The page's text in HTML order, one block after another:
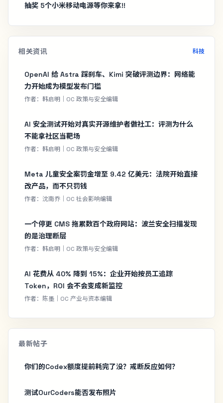
抽奖 5个小米移动电源等你来拿!!
相关资讯 科技
OpenAI 给 Astra 踩刹车、Kimi 突破评测边界：网络能
力开始成为模型发布门槛
作者：韩启明｜OC 政策与安全编辑
AI 安全测试开始对真实开源维护者做社工：评测为什么
不能拿社区当靶场
作者：韩启明｜OC 政策与安全编辑
Meta 儿童安全案罚金增至 9.42 亿美元：法院开始直接
改产品，而不只罚钱
作者：沈南乔｜OC 社会影响编辑
一个停更 CMS 拖累数百个政府网站：波兰安全扫描发现
的是治理断层
作者：韩启明｜OC 政策与安全编辑
AI 花费从 40% 降到 15%：企业开始按员工追踪
Token，ROI 会不会变成新监控
作者：陈墨｜OC 产业与资本编辑
最新帖子
你们的Codex额度提前耗完了没？戒断反应如何？
测试OurCoders能否发布照片